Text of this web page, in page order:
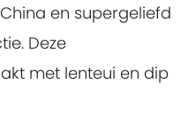
en supergeliefd
Deze
met lenteui en dip